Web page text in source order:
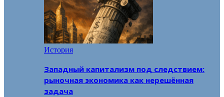
История
Западный капитализм под следствием:
рыночная экономика как нерешённая
задача